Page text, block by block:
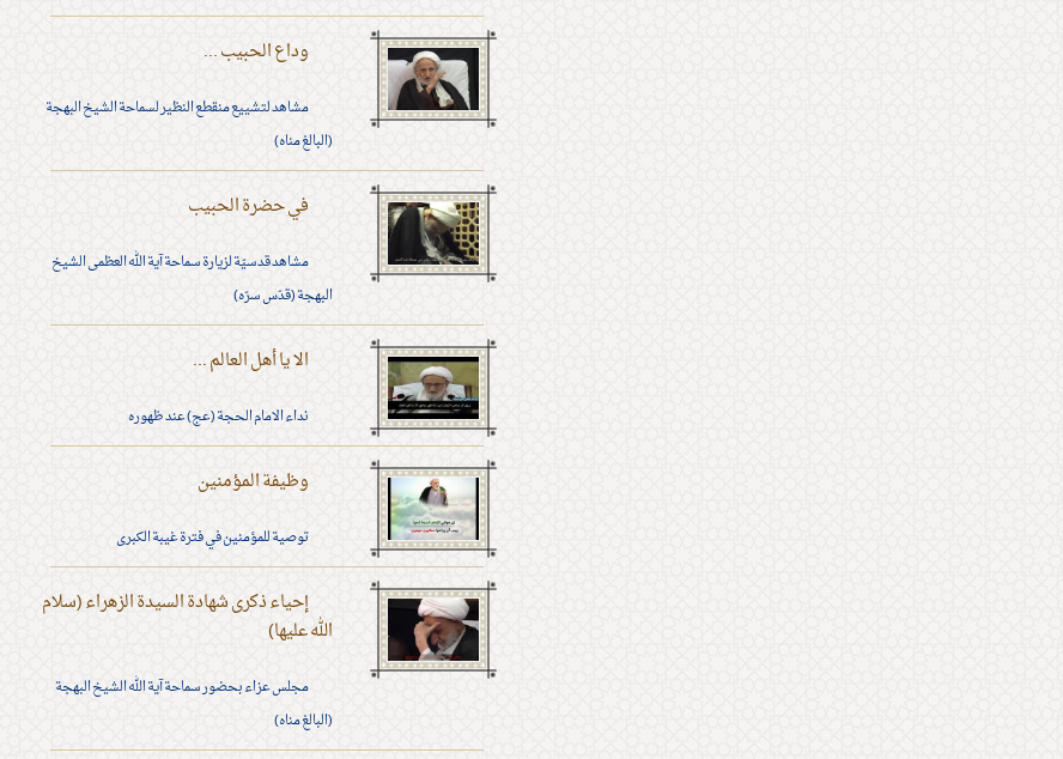
وداع الحبيب ...
مشاهد لتشييع منقطع النظير لسماحة الشيخ البهجة
(البالغ مناه)
في حضرة الحبيب
مشاهد قدسيّة لزيارة سماحة آية الله العظمى الشيخ
البهجة (قدّس سرّه)
الا يا أهل العالم ...
نداء الامام الحجة (عج) عند ظهوره
وظيفة المؤمنين
توصية للمؤمنين في فترة غيبة الكبرى
إحياء ذكرى شهادة السيدة الزهراء (سلام
الله عليها)
مجلس عزاء بحضور سماحة آية الله الشيخ البهجة
(البالغ مناه)